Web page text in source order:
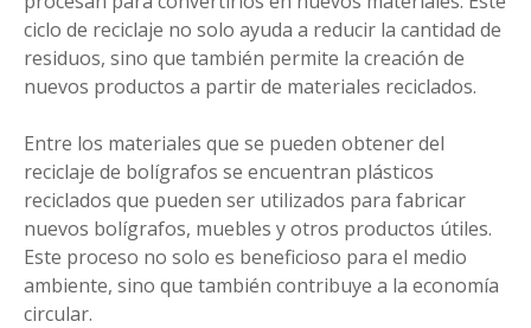
ciclo de reciclaje no solo ayuda a reducir la cantidad de
residuos, sino que también permite la creación de
nuevos productos a partir de materiales reciclados.
Entre los materiales que se pueden obtener del
reciclaje de bolígrafos se encuentran plásticos
reciclados que pueden ser utilizados para fabricar
nuevos bolígrafos, muebles y otros productos útiles.
Este proceso no solo es beneficioso para el medio
ambiente, sino que también contribuye a la economía
circular.